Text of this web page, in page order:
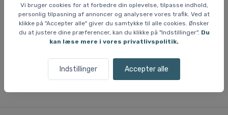
Vi bruger cookies for at forbedre din oplevelse, tilpasse indhold,
personlig tilpasning af annoncer og analysere vores trafik. Ved at
klikke på "Accepter alle" giver du samtykke til alle cookies. Ønsker
du at justere dine præferencer, kan du klikke på "Indstillinger". Du
kan læse mere i vores privatlivspolitik.
Indstillinger Accepter alle
- Lynlåslomme
- Forskellige rum
- Velcrolukning
- Passer til ID-kort
- Gennemsigtigt vindue